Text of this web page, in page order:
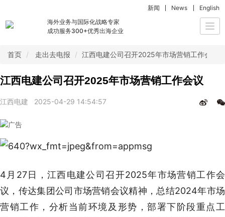
海外业务与国际化战略专家
成功服务300+优秀出海企业
新闻 News English
首页 走出去电报 江西电建公司召开2025年市场营销工作会议
江西电建公司召开2025年市场营销工作会议
江西电建 2025-04-29 14:54:57
4月27日，江西电建公司召开2025年市场营销工作会
议，传达集团公司市场营销会议精神，总结2024年市场
营销工作，分析当前环境及形势，部署下阶段重点工